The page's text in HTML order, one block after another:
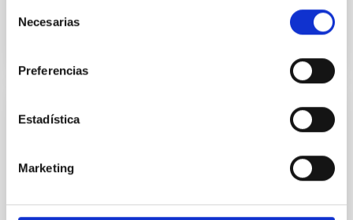
Necesarias
Preferencias
Estadística
Marketing
PUBLICACIÓN
Southern Limb of Menoetius from
Menoetius Mutual Events